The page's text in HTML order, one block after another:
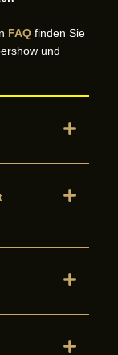
FAQ finden Sie
und